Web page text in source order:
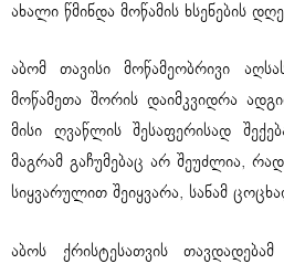
ახალი წმინდა მოწამის ხსენების
აბომ თავისი მოწამეობრივი
მოწამეთა შორის დაიმკვიდრა
მისი ღვაწლის შესაფერისად
მაგრამ გაჩუმებაც არ შეუძლია,
სიყვარულით შეიყვარა, სანამ
აბოს ქრისტესათვის